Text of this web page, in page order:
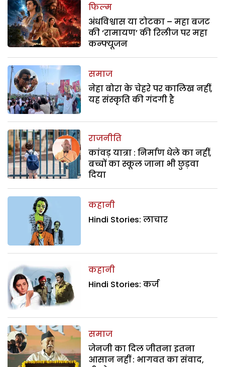
फिल्म
अंधविश्वास या टोटका – महा बजट
की ‘रामायण’ की रिलीज पर महा
कन्फ्यूजन
समाज
नेहा बोरा के चेहरे पर कालिख नहीं,
यह संस्कृति की गंदगी है
राजनीति
कांवड़ यात्रा : निर्माण धेले का नहीं,
बच्चों का स्कूल जाना भी छुड़वा
दिया
कहानी
Hindi Stories: लाचार
कहानी
Hindi Stories: कर्ज
समाज
जेनजी का दिल जीतना इतना
आसान नहीं : भागवत का संवाद,